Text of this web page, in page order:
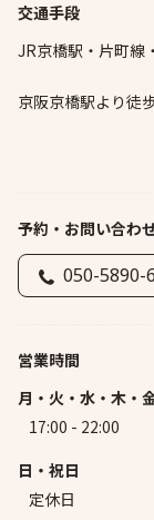
交通手段
JR京橋駅・片町
京阪京橋駅より徒
予約・お問い合わ
050-5890-
営業時間
月・火・水・木・
17:00 - 22:00
日・祝日
定休日